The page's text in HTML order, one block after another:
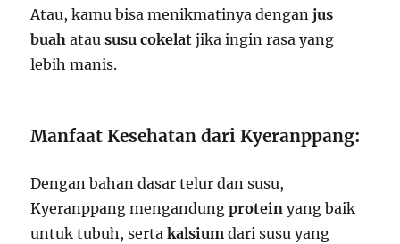
Atau, kamu bisa menikmatinya denganjus
buah ataususu cokelat jika ingin rasa yang
lebih manis.
Manfaat Kesehatan dari Kyeranppang:
Dengan bahan dasar telur dan susu,
Kyeranppang mengandungprotein yang baik
untuk tubuh, sertakalsium dari susu yang